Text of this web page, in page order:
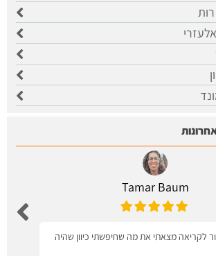
Tamar Baum
לקריאה מצאתי את מה שחיפשתי כיוון שהיה